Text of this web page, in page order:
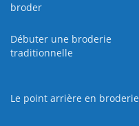
broder
Débuter une broderie
traditionnelle
Le point arrière en broderie